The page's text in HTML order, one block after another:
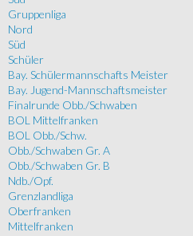
Gruppenliga
Nord
Süd
Schüler
Bay. Schülermannschafts Meister
Bay. Jugend-Mannschaftsmeister
Finalrunde Obb./Schwaben
BOL Mittelfranken
BOL Obb./Schw.
Obb./Schwaben Gr. A
Obb./Schwaben Gr. B
Ndb./Opf.
Grenzlandliga
Oberfranken
Mittelfranken